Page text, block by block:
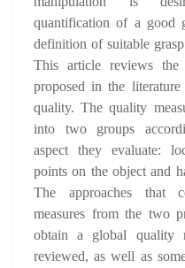
quantification of a good
definition of suitable
This article reviews the
proposed in the
quality. The quality
into two groups
aspect they evaluate:
points on the object and
The approaches that
measures from the two
obtain a global quality
reviewed, as well as